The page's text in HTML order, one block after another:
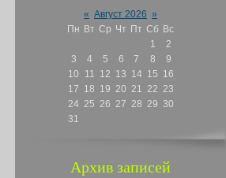
« Август 2026 »
Пн Вт Ср Чт Пт Сб Вс
1
2
3
4 5 6 7 8
9
10
11 12 13 14 15 16
17 18 19 20 21 22 23
24 25 26 27 28 29 30
31
Архив записей